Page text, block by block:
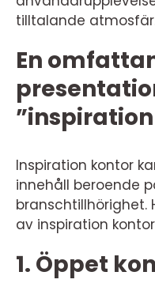
tilltalande
En
Inspiration kontor
innehåll beroende
branschtillhörighet.
av inspiration
1. Öppet